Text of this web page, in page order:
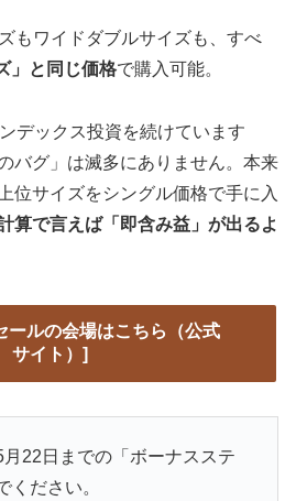
もワイドダブルサイズも、すべ
」と同じ価格で購入可能。
デックス投資を続けています
バグ」は滅多にありません。本来
位サイズをシングル価格で手に入
算で言えば「即含み益」が出るよ
ールの会場はこちら（公式
サイト）]
22日までの「ボーナスステ
ください。